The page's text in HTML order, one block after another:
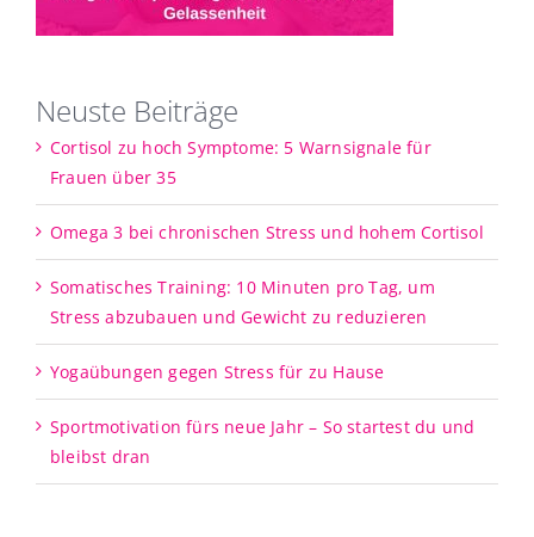
Neuste Beiträge
Cortisol zu hoch Symptome: 5 Warnsignale für
Frauen über 35
Omega 3 bei chronischen Stress und hohem Cortisol
Somatisches Training: 10 Minuten pro Tag, um
Stress abzubauen und Gewicht zu reduzieren
Yogaübungen gegen Stress für zu Hause
Sportmotivation fürs neue Jahr – So startest du und
bleibst dran